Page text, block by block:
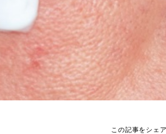
この記事をシェ